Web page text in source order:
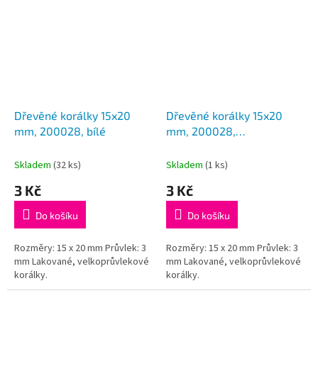
Dřevěné korálky 15x20
mm, 200028, bílé
Skladem (32 ks)
3 Kč
Do košíku
Rozměry: 15 x 20 mm Průvlek: 3
mm Lakované, velkoprůvlekové
korálky.
Dřevěné korálky 15x20
mm, 200028,
Skladem (1 ks)
3 Kč
Do košíku
Rozměry: 15 x 20 mm Průvlek: 3
mm Lakované, velkoprůvlekové
korálky.